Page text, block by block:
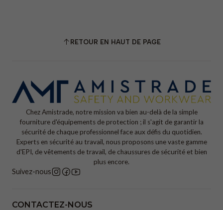
RETOUR EN HAUT DE PAGE
Chez Amistrade, notre mission va bien au-delà de la simple
fourniture d'équipements de protection ; il s'agit de garantir la
sécurité de chaque professionnel face aux défis du quotidien.
Experts en sécurité au travail, nous proposons une vaste gamme
d'EPI, de vêtements de travail, de chaussures de sécurité et bien
plus encore.
Suivez-nous
CONTACTEZ-NOUS